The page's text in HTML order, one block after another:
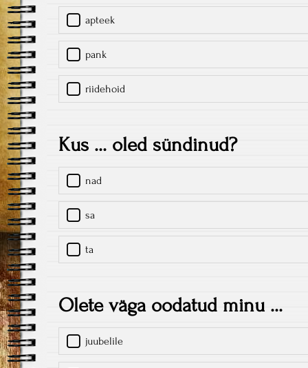
apteek
pank
riidehoid
Kus ... oled sündinud?
nad
sa
ta
Olete väga oodatud minu ...
juubelile